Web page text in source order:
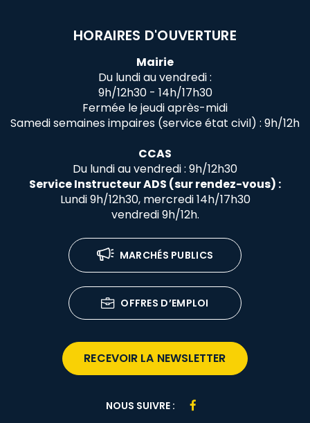
HORAIRES D'OUVERTURE
Mairie
Du lundi au vendredi :
9h/12h30 - 14h/17h30
Fermée le jeudi après-midi
Samedi semaines impaires (service état civil) : 9h/12h
CCAS
Du lundi au vendredi : 9h/12h30
Service Instructeur ADS (sur rendez-vous) :
Lundi 9h/12h30, mercredi 14h/17h30
vendredi 9h/12h.
MARCHÉS PUBLICS
OFFRES D’EMPLOI
RECEVOIR LA NEWSLETTER
NOUS SUIVRE :